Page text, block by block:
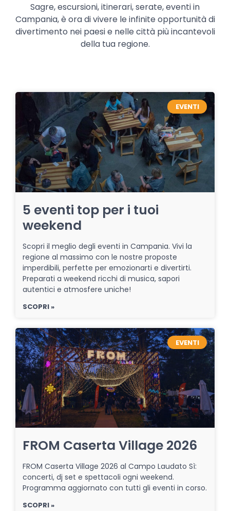
Sagre, escursioni, itinerari, serate, eventi in
Campania, è ora di vivere le infinite opportunità di
divertimento nei paesi e nelle città più incantevoli
della tua regione.
EVENTI
5 eventi top per i tuoi
weekend
Scopri il meglio degli eventi in Campania. Vivi la
regione al massimo con le nostre proposte
imperdibili, perfette per emozionarti e divertirti.
Preparati a weekend ricchi di musica, sapori
autentici e atmosfere uniche!
SCOPRI »
EVENTI
FROM Caserta Village 2026
FROM Caserta Village 2026 al Campo Laudato Sì:
concerti, dj set e spettacoli ogni weekend.
Programma aggiornato con tutti gli eventi in corso.
SCOPRI »